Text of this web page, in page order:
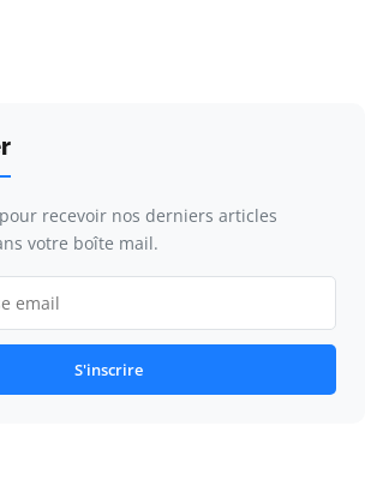
recevoir nos derniers articles
votre boîte mail.
S'inscrire